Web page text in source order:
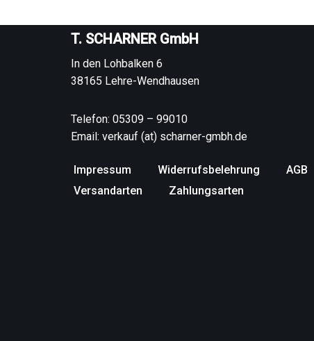
T. SCHARNER GmbH
In den Lohbalken 6
38165 Lehre-Wendhausen
Telefon: 05309 – 99010
Email: verkauf (at) scharner-gmbh.de
Impressum Widerrufsbelehrung AGB
Versandarten
Zahlungsarten